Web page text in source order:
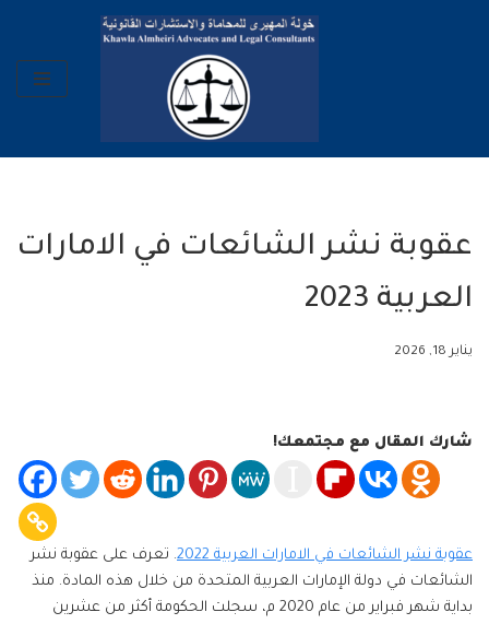
عقوبة نشر الشائعات في الامارات
العربية 2023
يناير 18, 2026
شارك المقال مع مجتمعك!
عقوبة نشر الشائعات في الامارات العربية 2022
. تعرف على عقوبة نشر
الشائعات في دولة الإمارات العربية المتحدة من خلال هذه المادة. منذ
بداية شهر فبراير من عام 2020 م، سجلت الحكومة أكثر من عشرين